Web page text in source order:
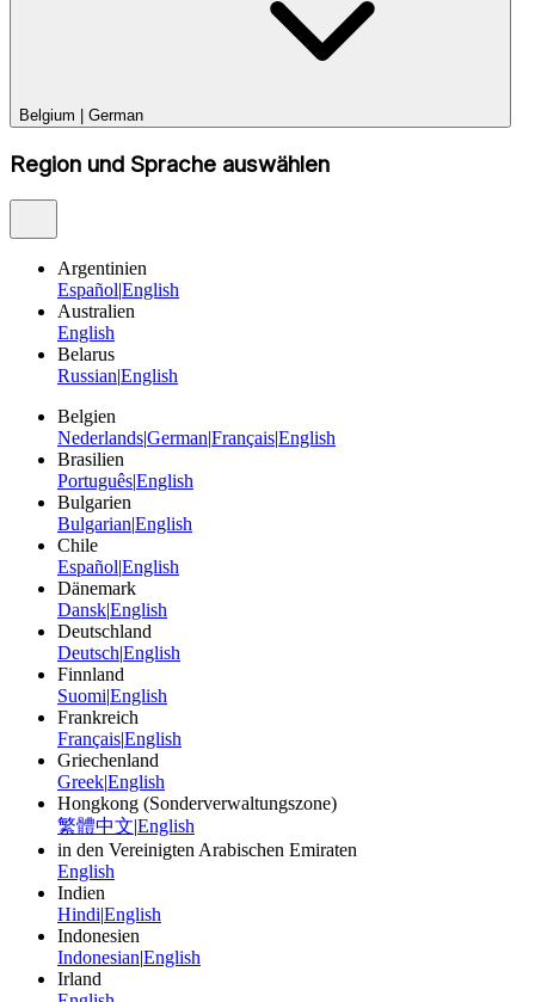
Belgium German
Region und Sprache auswählen
Argentinien
EspañolEnglish
Australien
English
Belarus
RussianEnglish
Belgien
NederlandsGermanFrançaisEnglish
Brasilien
PortuguêsEnglish
Bulgarien
BulgarianEnglish
Chile
EspañolEnglish
Dänemark
DanskEnglish
Deutschland
DeutschEnglish
Finnland
SuomiEnglish
Frankreich
FrançaisEnglish
Griechenland
GreekEnglish
Hongkong (Sonderverwaltungszone)
繁體中文 English
in den Vereinigten Arabischen Emiraten
English
Indien
HindiEnglish
Indonesien
IndonesianEnglish
Irland